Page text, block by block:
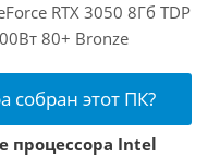
RTX 3050 8Гб TDP
80+ Bronze
собран этот ПК?
процессора Intel